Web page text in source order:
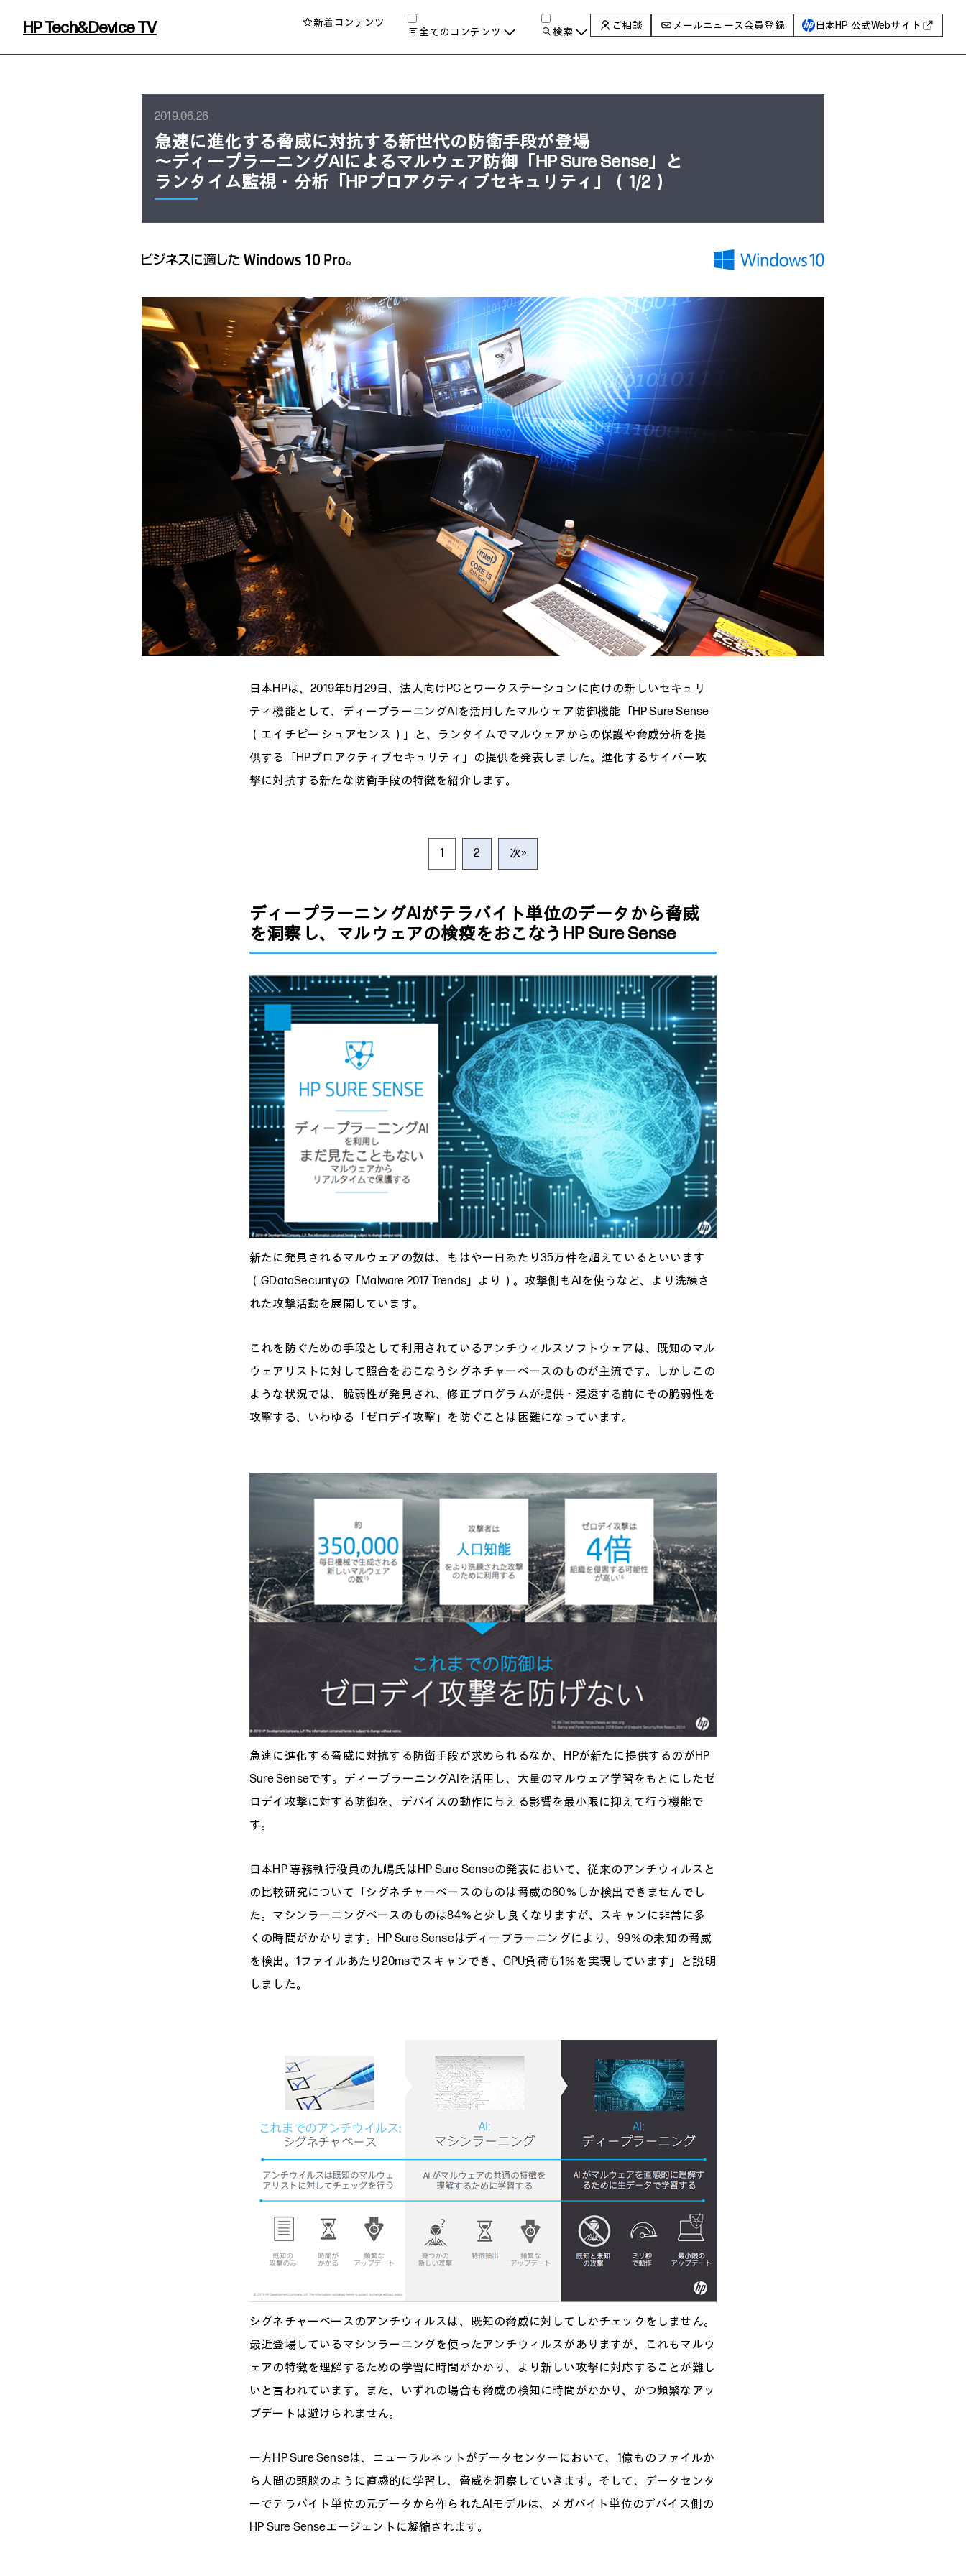
HP Tech&Device TV 新着コンテンツ
全てのコンテンツ
チャンネル
教育とテクノロジー
自治体・公共
ハイブリッドワーク
プリンター
タグ
Poly
WXP（DEXツール）
タグ一覧
イベント・コラム
コラム一覧
検索 ご相談 メールニュース会員登録 日本HP 公式Webサイト
2019.06.26
急速に進化する脅威に対抗する新世代の防衛手段が登場
～ディープラーニングAIによるマルウェア防御「HP Sure Sense」と
ランタイム監視・分析「HPプロアクティブセキュリティ」（1/2）
日本HPは、2019年5月29日、法人向けPCとワークステーションに向けの新しいセキュリ
ティ機能として、ディープラーニングAIを活用したマルウェア防御機能「HP Sure Sense
（エイチピー シュアセンス）」と、ランタイムでマルウェアからの保護や脅威分析を提
供する「HPプロアクティブセキュリティ」の提供を発表しました。進化するサイバー攻
撃に対抗する新たな防衛手段の特徴を紹介します。
1 2 次»
ディープラーニングAIがテラバイト単位のデータから脅威
を洞察し、マルウェアの検疫をおこなうHP Sure Sense
新たに発見されるマルウェアの数は、もはや一日あたり35万件を超えているといいます
（GDataSecurityの「Malware 2017 Trends」より）。攻撃側もAIを使うなど、より洗練さ
れた攻撃活動を展開しています。
これを防ぐための手段として利用されているアンチウィルスソフトウェアは、既知のマル
ウェアリストに対して照合をおこなうシグネチャーベースのものが主流です。しかしこの
ような状況では、脆弱性が発見され、修正プログラムが提供・浸透する前にその脆弱性を
攻撃する、いわゆる「ゼロデイ攻撃」を防ぐことは困難になっています。
急速に進化する脅威に対抗する防衛手段が求められるなか、HPが新たに提供するのがHP
Sure Senseです。ディープラーニングAIを活用し、大量のマルウェア学習をもとにしたゼ
ロデイ攻撃に対する防御を、デバイスの動作に与える影響を最小限に抑えて行う機能で
す。
日本HP 専務執行役員の九嶋氏はHP Sure Senseの発表において、従来のアンチウィルスと
の比較研究について「シグネチャーベースのものは脅威の60％しか検出できませんでし
た。マシンラーニングベースのものは84％と少し良くなりますが、スキャンに非常に多
くの時間がかかります。HP Sure Senseはディープラーニングにより、99％の未知の脅威
を検出。1ファイルあたり20msでスキャンでき、CPU負荷も1％を実現しています」と説明
しました。
シグネチャーベースのアンチウィルスは、既知の脅威に対してしかチェックをしません。
最近登場しているマシンラーニングを使ったアンチウィルスがありますが、これもマルウ
ェアの特徴を理解するための学習に時間がかかり、より新しい攻撃に対応することが難し
いと言われています。また、いずれの場合も脅威の検知に時間がかかり、かつ頻繁なアッ
プデートは避けられません。
一方HP Sure Senseは、ニューラルネットがデータセンターにおいて、1億ものファイルか
ら人間の頭脳のように直感的に学習し、脅威を洞察していきます。そして、データセンタ
ーでテラバイト単位の元データから作られたAIモデルは、メガバイト単位のデバイス側の
HP Sure Senseエージェントに凝縮されます。